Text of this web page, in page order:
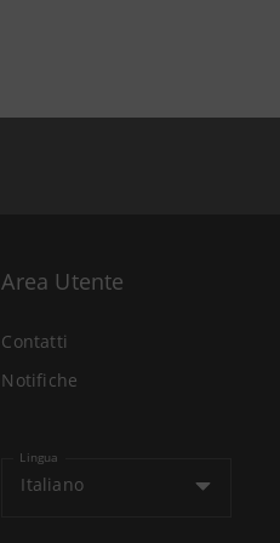
Area Utente
Contatti
Notifiche
Lingua
Italiano